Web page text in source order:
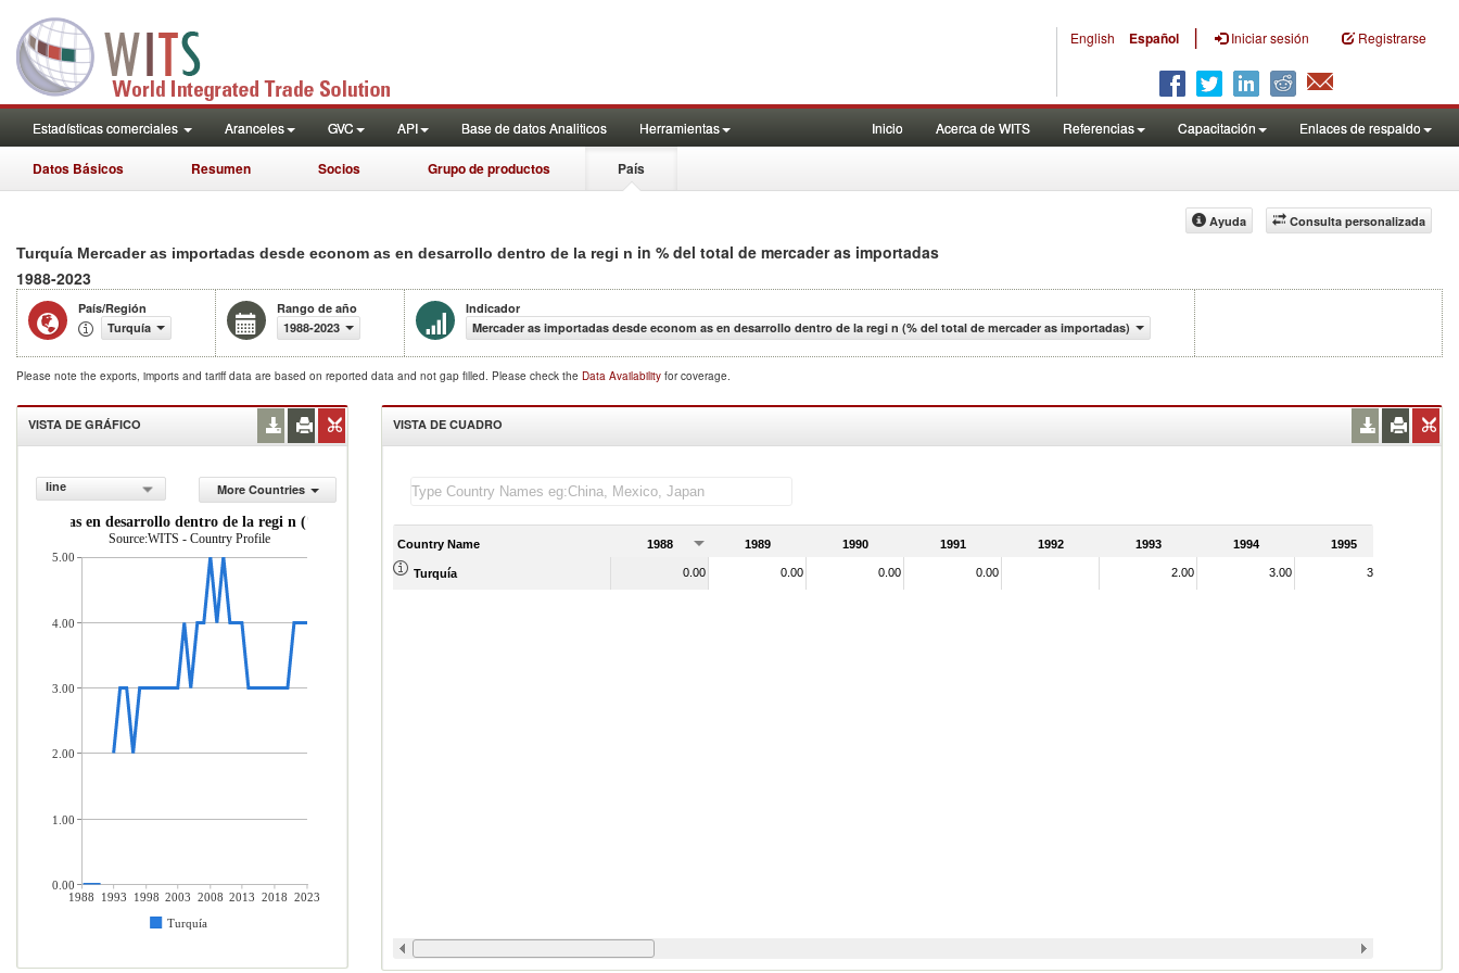
English Español | Iniciar sesión Registrarse
Estadísticas comerciales Aranceles GVC API Base de datos Analiticos Herramientas Inicio Acerca de WITS Referencias Capacitación Enlaces de respaldo
Datos Básicos Resumen Socios Grupo de productos País
Consulta personalizada
Ayuda
Turquía Mercader as importadas desde econom as en desarrollo dentro de la regi n in % del total de mercader as importadas
1988-2023
País/Región
Turquía
Rango de año
1988-2023
Indicador
Mercader as importadas desde econom as en desarrollo dentro de la regi n (% del total de mercader as importadas)
Please note the exports, imports and tariff data are based on reported data and not gap filled. Please check the Data Availability for coverage.
VISTA DE GRÁFICO
line
More Countries
econom as en desarrollo dentro de la regi n (% del total de mercader as importadas)
Source:WITS - Country Profile
1988 1993 1998 2003 2008 2013 2018 2023
Turquía
5.00
4.00
3.00
2.00
1.00
0.00
VISTA DE CUADRO
Country Name 1988 1989 1990 1991 1992 1993 1994 1995
Turquía 0.00 0.00 0.00 0.00 2.00 3.00 3.00